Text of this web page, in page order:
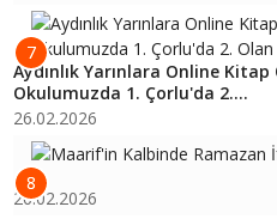
7
Aydınlık Yarınlara Online Kitap
Okulumuzda 1. Çorlu'da 2....
26.02.2026
8
26.02.2026